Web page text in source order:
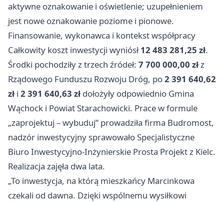
aktywne oznakowanie i oświetlenie; uzupełnieniem
jest nowe oznakowanie poziome i pionowe.
Finansowanie, wykonawca i kontekst współpracy
Całkowity koszt inwestycji wyniósł12 483 281,25 zł.
Środki pochodziły z trzech źródeł: 7 700 000,00 złz
Rządowego Funduszu Rozwoju Dróg, po2 391 640,62
zł i 2 391 640,63 zł dołożyły odpowiednio Gmina
Wąchock i Powiat Starachowicki. Prace w formule
„zaprojektuj – wybuduj” prowadziła firma Budromost,
nadzór inwestycyjny sprawowało Specjalistyczne
Biuro Inwestycyjno‑Inżynierskie Prosta Projekt z Kielc.
Realizacja zajęła dwa lata.
„To inwestycja, na którą mieszkańcy Marcinkowa
czekali od dawna. Dzięki wspólnemu wysiłkowi